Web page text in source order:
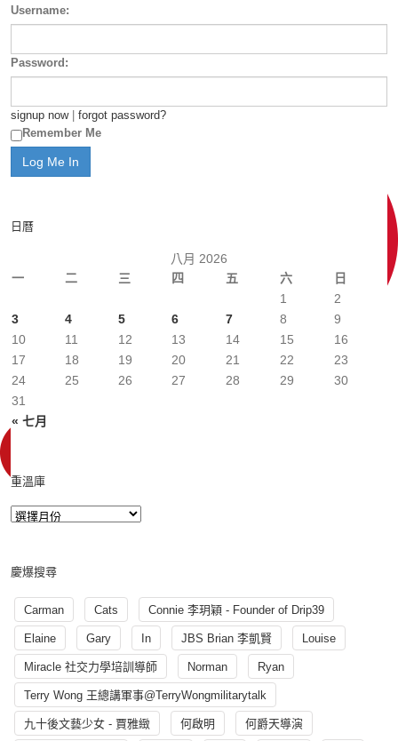
Username:
Password:
signup now| forgot password?
Remember Me
日曆
八月 2026
一
二 三 四 五 六 日
« 七月
1
2
3
4 5 6 7 8
9
10
11 12 13 14 15
16
17
18 19 20 21 22
23
24
25 26 27 28 29
30
31
重溫庫
慶爆搜尋
Carman Cats Connie 李玥穎 - Founder of Drip39
Elaine Gary In JBS Brian 李凱賢 Louise
Miracle 社交力學培訓導師 Norman Ryan
Terry Wong 王總講軍事@TerryWongmilitarytalk
九十後文藝少女 - 賈雅緻 何啟明 何爵天導演